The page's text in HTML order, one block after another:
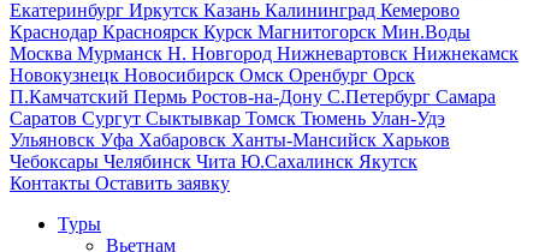
Екатеринбург Иркутск Казань Калининград Кемерово
Краснодар Красноярск Курск Магнитогорск Мин.Воды
Москва Мурманск Н. Новгород Нижневартовск Нижнекамск
Новокузнецк Новосибирск Омск Оренбург Орск
П.Камчатский Пермь Ростов-на-Дону С.Петербург Самара
Саратов Сургут Сыктывкар Томск Тюмень Улан-Удэ
Ульяновск Уфа Хабаровск Ханты-Мансийск Харьков
Чебоксары Челябинск Чита Ю.Сахалинск Якутск
Контакты Оставить заявку
Туры
Вьетнам